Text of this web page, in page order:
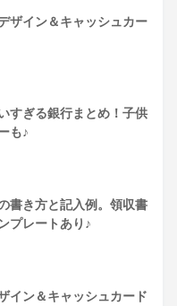
ザイン＆キャッシュカー
すぎる銀行まとめ！子供
も♪
書き方と記入例。領収書
プレートあり♪
イン＆キャッシュカード